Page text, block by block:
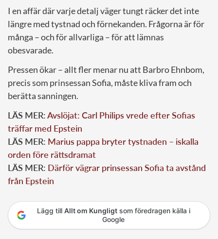
I en affär där varje detalj väger tungt räcker det inte
längre med tystnad och förnekanden. Frågorna är för
många – och för allvarliga – för att lämnas
obesvarade.
Pressen ökar – allt fler menar nu att Barbro Ehnbom,
precis som prinsessan Sofia, måste kliva fram och
berätta sanningen.
LÄS MER:Avslöjat: Carl Philips vrede efter Sofias
träffar med Epstein
LÄS MER: Marius pappa bryter tystnaden – iskalla
orden före rättsdramat
LÄS MER: Därför vägrar prinsessan Sofia ta avstånd
från Epstein
Lägg till Allt om Kungligtsom föredragen källa i
Google